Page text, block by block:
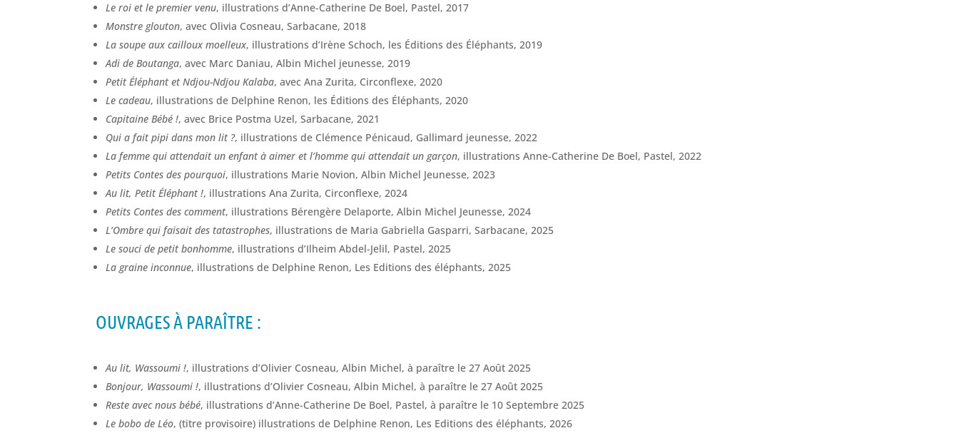
Le roi et le premier venu, illustrations d’Anne-Catherine De Boel, Pastel, 2017
Monstre glouton, avec Olivia Cosneau, Sarbacane, 2018
La soupe aux cailloux moelleux, illustrations d’Irène Schoch, les Éditions des Éléphants, 2019
Adi de Boutanga, avec Marc Daniau, Albin Michel jeunesse, 2019
Petit Éléphant et Ndjou-Ndjou Kalaba, avec Ana Zurita, Circonflexe, 2020
Le cadeau, illustrations de Delphine Renon, les Éditions des Éléphants, 2020
Capitaine Bébé !, avec Brice Postma Uzel, Sarbacane, 2021
Qui a fait pipi dans mon lit ?, illustrations de Clémence Pénicaud, Gallimard jeunesse, 2022
La femme qui attendait un enfant à aimer et l’homme qui attendait un garçon, illustrations Anne-Catherine De Boel, Pastel, 2022
Petits Contes des pourquoi, illustrations Marie Novion, Albin Michel Jeunesse, 2023
Au lit, Petit Éléphant !, illustrations Ana Zurita, Circonflexe, 2024
Petits Contes des comment, illustrations Bérengère Delaporte, Albin Michel Jeunesse, 2024
L’Ombre qui faisait des tatastrophes, illustrations de Maria Gabriella Gasparri, Sarbacane, 2025
Le souci de petit bonhomme, illustrations d’Ilheim Abdel-Jelil, Pastel, 2025
La graine inconnue, illustrations de Delphine Renon, Les Editions des éléphants, 2025
OUVRAGES À PARAÎTRE :
Au lit, Wassoumi !, illustrations d’Olivier Cosneau, Albin Michel, à paraître le 27 Août 2025
Bonjour, Wassoumi !, illustrations d’Olivier Cosneau, Albin Michel, à paraître le 27 Août 2025
Reste avec nous bébé, illustrations d’Anne-Catherine De Boel, Pastel, à paraître le 10 Septembre 2025
Le bobo de Léo, (titre provisoire) illustrations de Delphine Renon, Les Editions des éléphants, 2026